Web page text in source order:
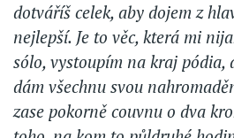
dotváříš celek, aby dojem z
nejlepší. Je to věc, která mi
sólo, vystoupím na kraj pódia,
dám všechnu svou
zase pokorně couvnu o dva